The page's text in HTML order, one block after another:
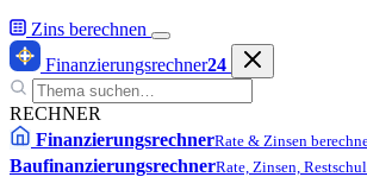
Zins berechnen
Finanzierungsrechner24
RECHNER
FinanzierungsrechnerRate & Zinsen
BaufinanzierungsrechnerRate, Zinsen,